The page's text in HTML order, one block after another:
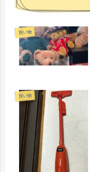
買い物
買い物